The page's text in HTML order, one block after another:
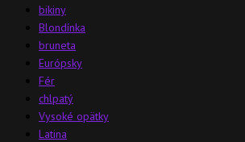
bikiny
Blondínka
bruneta
Európsky
Fér
chlpatý
Vysoké opätky
Latina